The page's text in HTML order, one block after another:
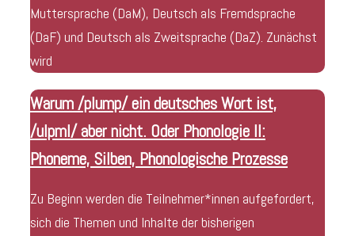
Muttersprache (DaM), Deutsch als Fremdsprache
(DaF) und Deutsch als Zweitsprache (DaZ). Zunächst
wird
Warum /plump/ ein deutsches Wort ist,
/ulpml/ aber nicht. Oder Phonologie II:
Phoneme, Silben, Phonologische Prozesse
Zu Beginn werden die Teilnehmer*innen aufgefordert,
sich die Themen und Inhalte der bisherigen